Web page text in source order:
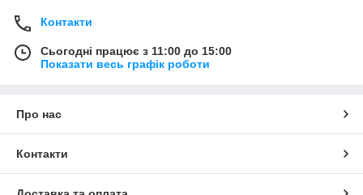
Контакти
Сьогодні працює з 11:00 до 15:00
Показати весь графік роботи
Про нас
Контакти